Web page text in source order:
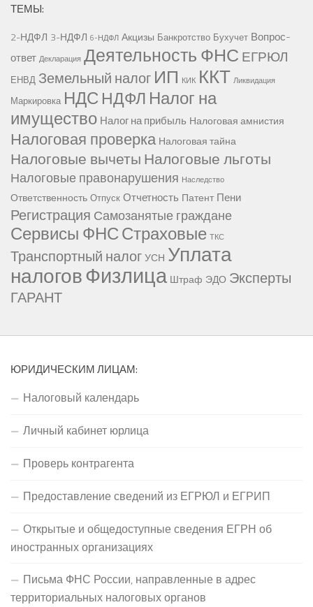
ТЕМЫ:
2-НДФЛ 3-НДФЛ 6-НДФЛ Акцизы Банкротство Бухучет Вопрос-
ответ Декларация Деятельность ФНС ЕГРЮЛ
ЕНВД Земельный налог ИП КИК ККТ Ликвидация
Маркировка НДС НДФЛ Налог на
имущество Налог на прибыль Налоговая амнистия
Налоговая проверка Налоговая тайна
Налоговые вычетыНалоговые льготы
Налоговые правонарушения Наследство
Ответственность Отпуск Отчетность Патент Пени
Регистрация Самозанятые граждане
Сервисы ФНССтраховые ТКС
Транспортный налогУСН Уплата
налоговФизлица Штраф ЭДО Эксперты
ГАРАНТ
ЮРИДИЧЕСКИМ ЛИЦАМ:
Налоговый календарь
Личный кабинет юрлица
Проверь контрагента
Предоставление сведений из ЕГРЮЛ и ЕГРИП
Открытые и общедоступные сведения ЕГРН об
иностранных организациях
Письма ФНС России, направленные в адрес
территориальных налоговых органов